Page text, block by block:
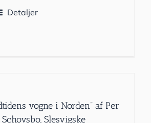
Detaljer
vogne i Norden” af Per
Schovsbo, Slesvigske